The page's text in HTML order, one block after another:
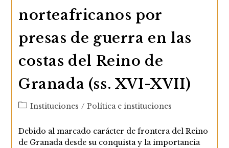
norteafricanos por
presas de guerra en las
costas del Reino de
Granada (ss. XVI-XVII)
Categoría
la
entrada:
Instituciones / Política e instituciones
Debido al marcado carácter de frontera del Reino
de Granada desde su conquista y la importancia